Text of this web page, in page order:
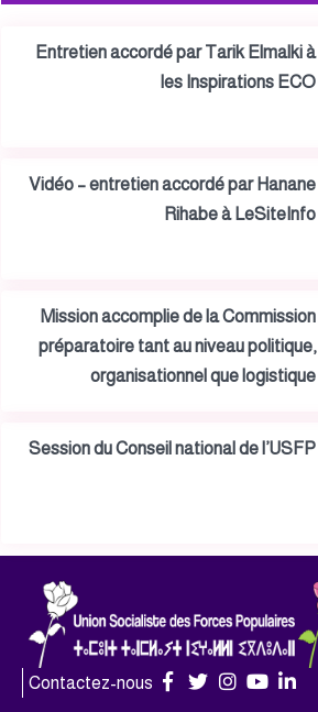
Entretien accordé par Tarik Elmalki à
les Inspirations ECO
Vidéo – entretien accordé par Hanane
Rihabe à LeSiteInfo
Mission accomplie de la Commission
préparatoire tant au niveau politique,
organisationnel que logistique
Session du Conseil national de l’USFP
Contactez-nous